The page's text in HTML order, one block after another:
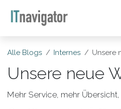
Alle Blogs Internes Unsere
Unsere neue
Mehr Service, mehr